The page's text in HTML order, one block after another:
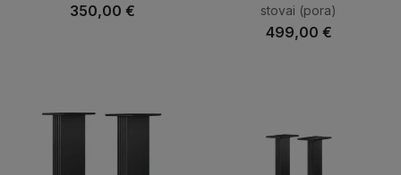
350,00 €
stovai (pora)
499,00 €